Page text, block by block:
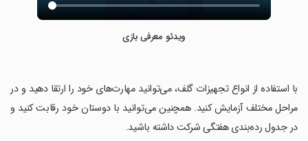
ویدئو معرفی بازی
‏با استفاده از انواع تجهیزات گلف، می‌توانید مهارت‌های خود را ارتقا دهید و در
مراحل مختلف آزمایش کنید. همچنین می‌توانید با دوستان خود رقابت کنید و
در جدول رده‌بندی هفتگی شرکت داشته باشید.